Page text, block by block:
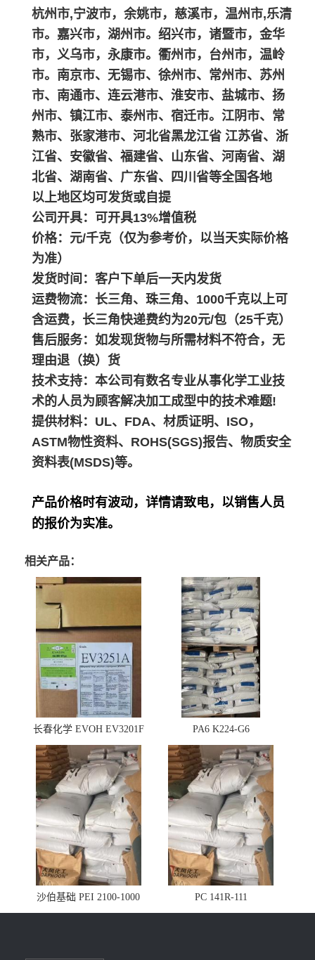
杭州市,宁波市，余姚市，慈溪市，温州市,乐清
市。嘉兴市，湖州市。绍兴市，诸暨市，金华
市，义乌市，永康市。衢州市，台州市，温岭
市。南京市、无锡市、徐州市、常州市、苏州
市、南通市、连云港市、淮安市、盐城市、扬
州市、镇江市、泰州市、宿迁市。江阴市、常
熟市、张家港市、河北省黑龙江省 江苏省、浙
江省、安徽省、福建省、山东省、河南省、湖
北省、湖南省、广东省、四川省等全国各地
以上地区均可发货或自提
公司开具：可开具13%增值税
价格：元/千克（仅为参考价，以当天实际价格
为准）
发货时间：客户下单后一天内发货
运费物流：长三角、珠三角、1000千克以上可
含运费，长三角快递费约为20元/包（25千克）
售后服务：如发现货物与所需材料不符合，无
理由退（换）货
技术支持：本公司有数名专业从事化学工业技
术的人员为顾客解决加工成型中的技术难题!
提供材料：UL、FDA、材质证明、ISO，
ASTM物性资料、ROHS(SGS)报告、物质安全
资料表(MSDS)等。
产品价格时有波动，详情请致电，以销售人员
的报价为实准。
相关产品：
长春化学 EVOH EV3201F PA6 K224-G6
沙伯基础 PEI 2100-1000 PC 141R-111